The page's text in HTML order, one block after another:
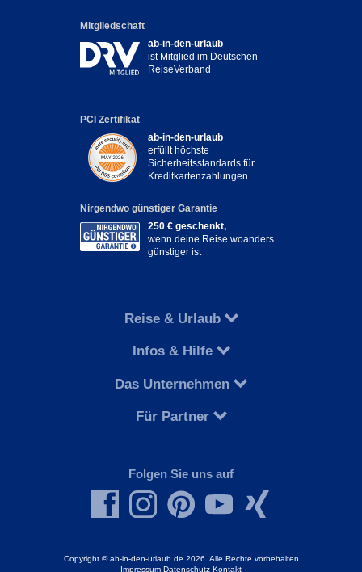
Mitgliedschaft
ab-in-den-urlaub
ist Mitglied im Deutschen
ReiseVerband
PCI Zertifikat
ab-in-den-urlaub
erfüllt höchste
Sicherheitsstandards für
Kreditkartenzahlungen
Nirgendwo günstiger Garantie
250 € geschenkt,
wenn deine Reise woanders
günstiger ist
Reise & Urlaub
Infos & Hilfe
Das Unternehmen
Für Partner
Folgen Sie uns auf
Copyright © ab-in-den-urlaub.de 2026. Alle Rechte vorbehalten
Impressum Datenschutz Kontakt